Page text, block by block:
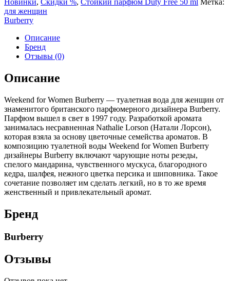
тубе
44ml
Burberry
Weekend
Extrait
Parfum
для женщин
Burberry
Описание
Бренд
Отзывы (0)
Описание
Weekend for Women Burberry — туалетная вода для женщин от
знаменитого британского парфюмерного дизайнера Burberry.
Парфюм вышел в свет в 1997 году. Разработкой аромата
занималась несравненная Nathalie Lorson (Натали Лорсон),
которая взяла за основу цветочные семейства ароматов. В
композицию туалетной воды Weekend for Women Burberry
дизайнеры Burberry включают чарующие ноты резеды,
спелого мандарина, чувственного мускуса, благородного
кедра, шалфея, нежного цветка персика и шиповника. Такое
сочетание позволяет им сделать легкий, но в то же время
женственный и привлекательный аромат.
Бренд
Burberry
Отзывы